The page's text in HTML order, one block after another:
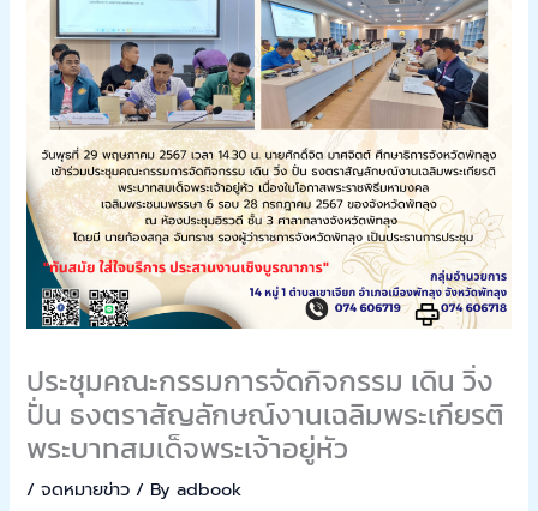
ประชุมคณะกรรมการจัดกิจกรรม เดิน วิ่ง
ปั่น ธงตราสัญลักษณ์งานเฉลิมพระเกียรติ
พระบาทสมเด็จพระเจ้าอยู่หัว
/จดหมายข่าว / Byadbook